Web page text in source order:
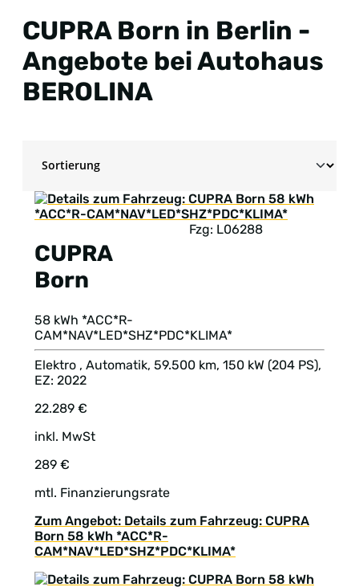
CUPRA Born in Berlin -
Angebote bei Autohaus
BEROLINA
CUPRA
Born
Fzg: L06288
58 kWh *ACC*R-
CAM*NAV*LED*SHZ*PDC*KLIMA*
Elektro , Automatik, 59.500 km, 150 kW (204 PS),
EZ: 2022
22.289 €
inkl. MwSt
289 €
mtl. Finanzierungsrate
Zum Angebot: Details zum Fahrzeug: CUPRA
Born 58 kWh *ACC*R-
CAM*NAV*LED*SHZ*PDC*KLIMA*